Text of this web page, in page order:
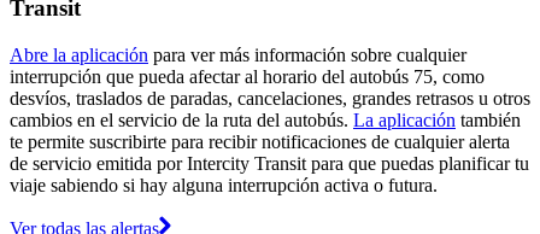
Transit
Abre la aplicación para ver más información sobre cualquier
interrupción que pueda afectar al horario del autobús 75, como
desvíos, traslados de paradas, cancelaciones, grandes retrasos u otros
cambios en el servicio de la ruta del autobús. La aplicación también
te permite suscribirte para recibir notificaciones de cualquier alerta
de servicio emitida por Intercity Transit para que puedas planificar tu
viaje sabiendo si hay alguna interrupción activa o futura.
Ver todas las alertas